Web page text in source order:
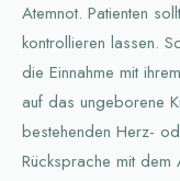
Atemnot. Patienten
kontrollieren lassen.
die Einnahme mit
auf das ungeborene
bestehenden Herz-
Rücksprache mit dem